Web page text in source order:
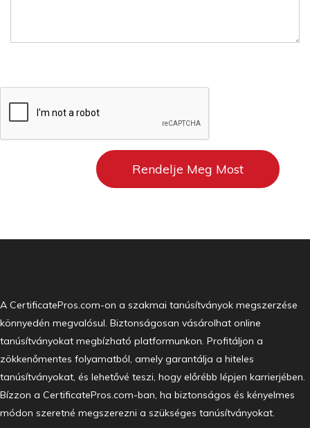
A CertificatePros.com-on a szakmai tanúsítványok megszerzése
könnyedén megvalósul. Biztonságosan vásárolhat online
tanúsítványokat megbízható platformunkon. Profitáljon a
zökkenőmentes folyamatból, amely garantálja a hiteles
tanúsítványokat, és lehetővé teszi, hogy előrébb lépjen karrierjében.
Bízzon a CertificatePros.com-ban, ha biztonságos és kényelmes
módon szeretné megszerezni a szükséges tanúsítványokat.